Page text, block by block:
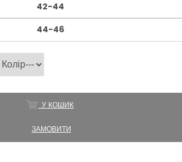
42-44
44-46
У КОШИК
ЗАМОВИТИ